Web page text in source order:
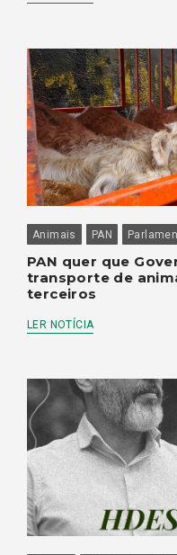
Animais PAN
PAN quer que
transporte de
terceiros
LER NOTÍCIA